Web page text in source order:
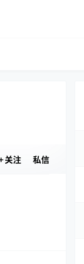
关注 私信